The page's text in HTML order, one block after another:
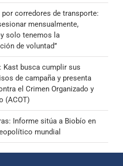
por corredores de transporte:
mensualmente,
solo tenemos la
de voluntad”
Kast busca cumplir sus
de campaña y presenta
el Crimen Organizado y
(ACOT)
Informe sitúa a Biobío en
mundial